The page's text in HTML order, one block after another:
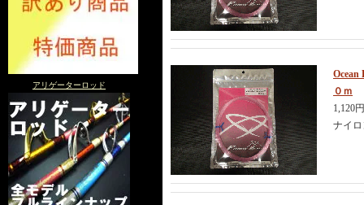
アリゲーターロッド
０ｍ
1,120
ナイ